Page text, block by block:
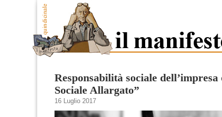
Responsabilità sociale
Sociale Allargato”
16 Luglio 2017